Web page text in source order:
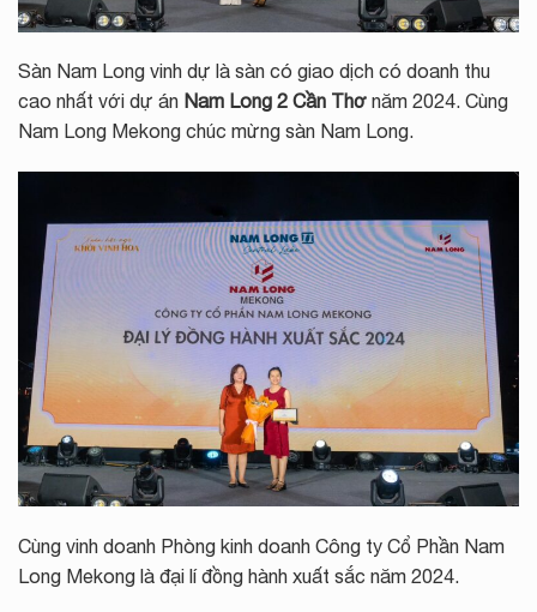
Sàn Nam Long vinh dự là sàn có giao dịch có doanh thu
cao nhất với dự án Nam Long 2 Cần Thơ năm 2024. Cùng
Nam Long Mekong chúc mừng sàn Nam Long.
Cùng vinh doanh Phòng kinh doanh Công ty Cổ Phần Nam
Long Mekong là đại lí đồng hành xuất sắc năm 2024.